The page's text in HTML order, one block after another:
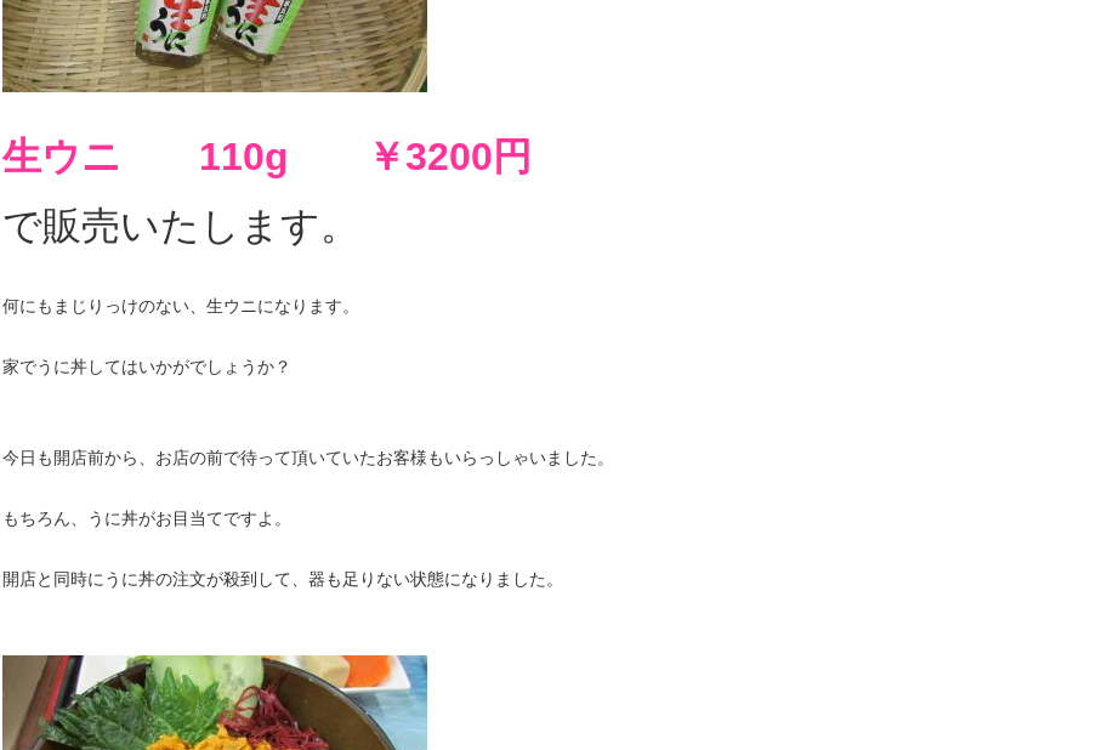
生ウニ 110g ￥3200円
で販売いたします。
何にもまじりっけのない、生ウニになります。
家でうに丼してはいかがでしょうか？
今日も開店前から、お店の前で待って頂いていたお客様もいらっしゃいました。
もちろん、うに丼がお目当てですよ。
開店と同時にうに丼の注文が殺到して、器も足りない状態になりました。